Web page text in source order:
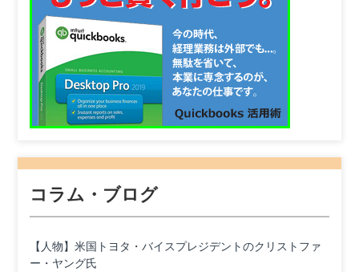
コラム・ブログ
【人物】米国トヨタ・バイスプレジデントのクリストファ
ー・ヤング氏